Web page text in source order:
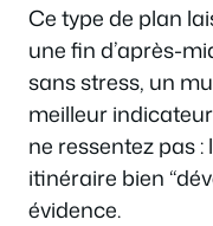
Ce type de plan
une fin d’après-
sans stress, un
meilleur
ne ressentez pas :
itinéraire bien
évidence.